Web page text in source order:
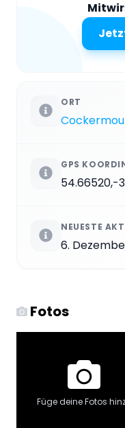
ORT
GPS
54.66520,-
NEUESTE
6.
Fotos
Füge deine Fotos